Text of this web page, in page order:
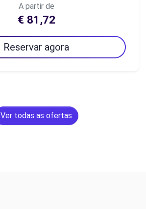
A partir de
€ 81,72
Reservar agora
Ver todas as ofertas